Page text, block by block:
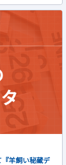
『羊飼い秘蔵デ